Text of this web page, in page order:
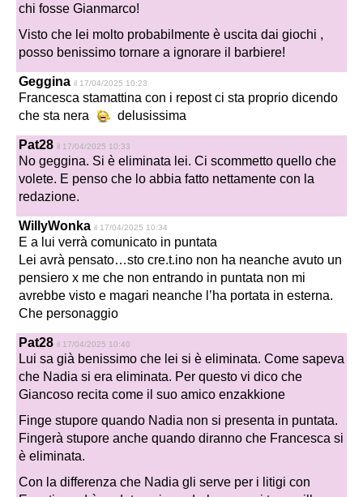
chi fosse Gianmarco!
Visto che lei molto probabilmente è uscita dai giochi ,
posso benissimo tornare a ignorare il barbiere!
Geggina il 17/04/2025 10:23
Francesca stamattina con i repost ci sta proprio dicendo
che sta nera
delusissima
Pat28 il 17/04/2025 10:33
No geggina. Si è eliminata lei. Ci scommetto quello che
volete. E penso che lo abbia fatto nettamente con la
redazione.
WillyWonka il 17/04/2025 10:34
E a lui verrà comunicato in puntata
Lei avrà pensato…sto cre.t.ino non ha neanche avuto un
pensiero x me che non entrando in puntata non mi
avrebbe visto e magari neanche l’ha portata in esterna.
Che personaggio
Pat28 il 17/04/2025 10:40
Lui sa già benissimo che lei si è eliminata. Come sapeva
che Nadia si era eliminata. Per questo vi dico che
Giancoso recita come il suo amico enzakkione
Finge stupore quando Nadia non si presenta in puntata.
Fingerà stupore anche quando diranno che Francesca si
è eliminata.
Con la differenza che Nadia gli serve per i litigi con